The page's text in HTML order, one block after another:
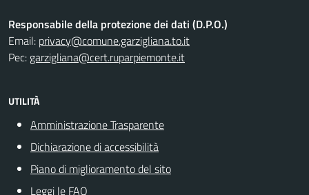
Responsabile della protezione dei dati (D.P.O.)
Email: privacy@comune.garzigliana.to.it
Pec: garzigliana@cert.ruparpiemonte.it
UTILITÀ
Amministrazione Trasparente
Dichiarazione di accessibilità
Piano di miglioramento del sito
Leggi le FAQ